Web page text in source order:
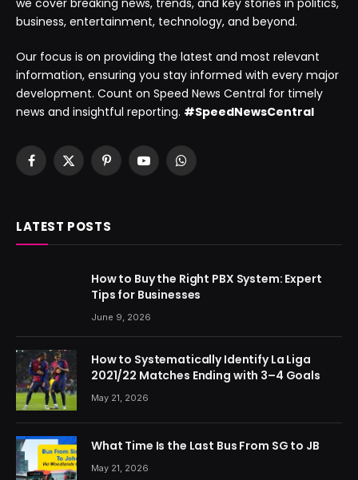
we cover breaking news, trends, and key stories in politics,
business, entertainment, technology, and beyond.
Our focus is on providing the latest and most relevant
information, ensuring you stay informed with every major
development. Count on Speed News Central for timely
news and insightful reporting. #SpeedNewsCentral
Facebook
X
PinterestYouTubeWhatsApp
LATEST POSTS
How to Buy the Right PBX System: Expert
Tips for Businesses
June 9, 2026
How to Systematically Identify La Liga
2021/22 Matches Ending with 3–4 Goals
May 21, 2026
What Time Is the Last Bus From SG to JB
May 21, 2026